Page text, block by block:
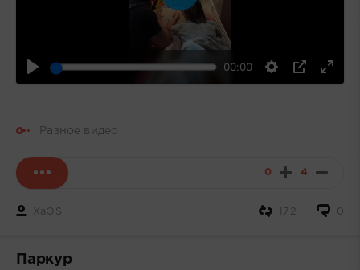
00:00
Воспроизвести
Разное видео
0 4
XaOS 0
172
Паркур